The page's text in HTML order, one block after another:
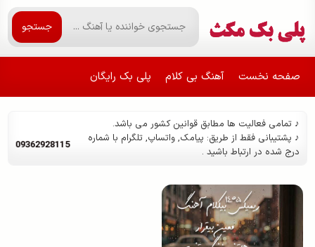
جستجو
صفحه نخست آهنگ بی کلام پلی بک رایگان
♪ تمامی فعالیت ها مطابق قوانین کشور می باشد.
♪ پشتیبانی فقط از طریق: پیامک, واتساپ, تلگرام با شماره
درج شده در ارتباط باشید .
09362928115